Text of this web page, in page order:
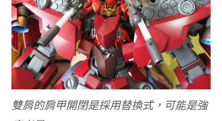
雙肩的肩甲開閉是採用替換式，可能是強